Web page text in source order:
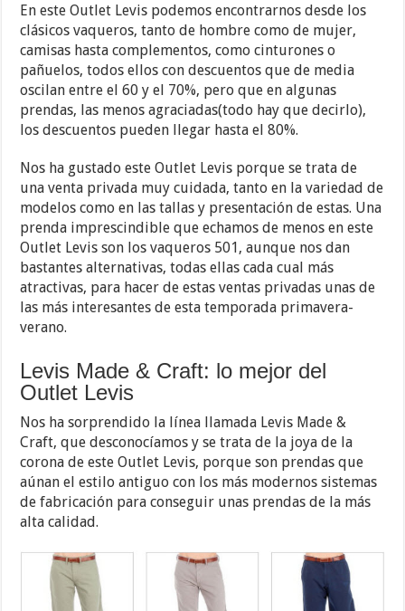
En este Outlet Levis podemos encontrarnos desde los
clásicos vaqueros, tanto de hombre como de mujer,
camisas hasta complementos, como cinturones o
pañuelos, todos ellos con descuentos que de media
oscilan entre el 60 y el 70%, pero que en algunas
prendas, las menos agraciadas(todo hay que decirlo),
los descuentos pueden llegar hasta el 80%.
Nos ha gustado este Outlet Levis porque se trata de
una venta privada muy cuidada, tanto en la variedad de
modelos como en las tallas y presentación de estas. Una
prenda imprescindible que echamos de menos en este
Outlet Levis son los vaqueros 501, aunque nos dan
bastantes alternativas, todas ellas cada cual más
atractivas, para hacer de estas ventas privadas unas de
las más interesantes de esta temporada primavera-
verano.
Levis Made & Craft: lo mejor del
Outlet Levis
Nos ha sorprendido la línea llamada Levis Made &
Craft, que desconocíamos y se trata de la joya de la
corona de este Outlet Levis, porque son prendas que
aúnan el estilo antiguo con los más modernos sistemas
de fabricación para conseguir unas prendas de la más
alta calidad.